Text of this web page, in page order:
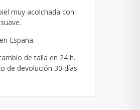
muy acolchada con
España.
de talla en 24 h.
de devolución 30 días